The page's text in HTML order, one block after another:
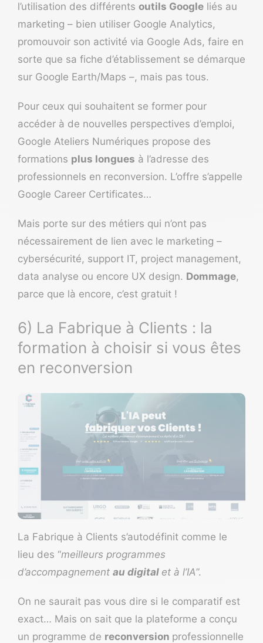
l’utilisation des différents outils Google liés au
marketing – bien utiliser Google Analytics,
promouvoir son activité via Google Ads, faire en
sorte que sa fiche d’établissement se démarque
sur Google Earth/Maps –, mais pas tous.
Pour ceux qui souhaitent se former pour
accéder à de nouvelles perspectives d’emploi,
Google Ateliers Numériques propose des
formations plus longues à l’adresse des
professionnels en reconversion. L’offre s’appelle
Google Career Certificates…
Mais porte sur des métiers qui n’ont pas
nécessairement de lien avec le marketing –
cybersécurité, support IT, project management,
data analyse ou encore UX design. Dommage,
parce que là encore, c’est gratuit !
6) La Fabrique à Clients : la
formation à choisir si vous êtes
en reconversion
La Fabrique à Clients s’autodéfinit comme le
lieu des “meilleurs programmes
d’accompagnement au digital et à l’IA”.
On ne saurait pas vous dire si le comparatif est
exact… Mais on sait que la plateforme a conçu
un programme de reconversion professionnelle